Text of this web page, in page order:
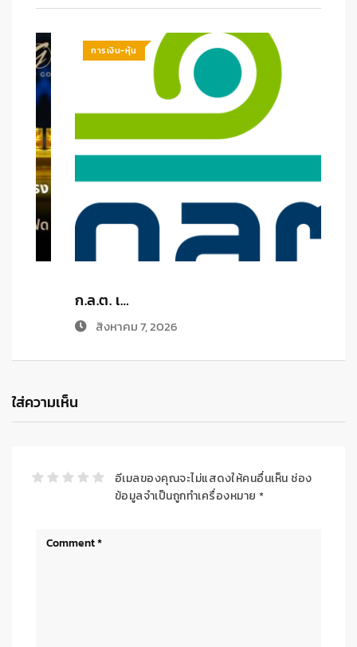
การเงิน-หุ้น
ก.ล.ต. เ…
สิงหาคม 7, 2026
ใส่ความเห็น
อีเมลของคุณจะไม่แสดงให้คนอื่นเห็น ช่อง
ข้อมูลจำเป็นถูกทำเครื่องหมาย *